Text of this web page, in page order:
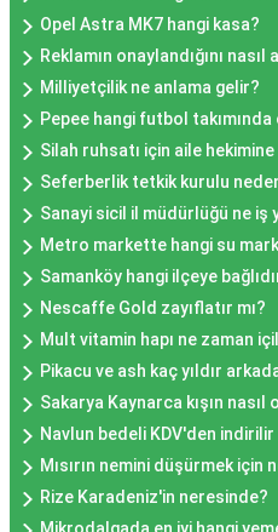
Opel Astra MK7 hangi kasa?
Reklamın onaylandığını nasıl
Milliyetçilik ne anlama gelir?
Pepee hangi futbol
Silah ruhsatı için aile
Seferberlik tetkik kurulu
Sanayi sicil il müdürlüğü ne iş
Metro markette hangi su
Samanköy hangi ilçeye
Nescaffe Gold zayıflatır mı?
Mult vitamin hapı ne zaman
Pikacu ve ash kaç yıldır
Sakarya Kaynarca kışın nasıl
Navlun bedeli KDV'den indirilir
Mısırın nemini düşürmek için
Rize Karadeniz'in neresinde?